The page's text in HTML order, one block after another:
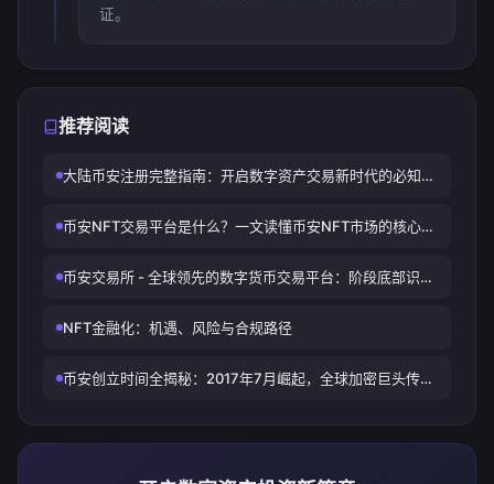
证。
推荐阅读
大陆币安注册完整指南：开启数字资产交易新时代的必知要
币安NFT交易平台是什么？一文读懂币安NFT市场的核心功
币安交易所 - 全球领先的数字货币交易平台：阶段底部识别
NFT金融化：机遇、风险与合规路径
币安创立时间全揭秘：2017年7月崛起，全球加密巨头传奇